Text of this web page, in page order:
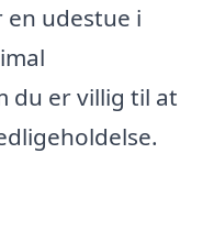
udestue i
du er villig til at